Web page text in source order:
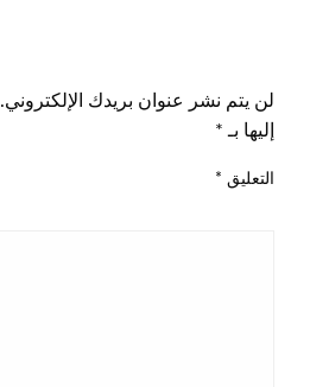
لن يتم نشر عنوان بريدك الإلكتروني.
إليها بـ *
التعليق *